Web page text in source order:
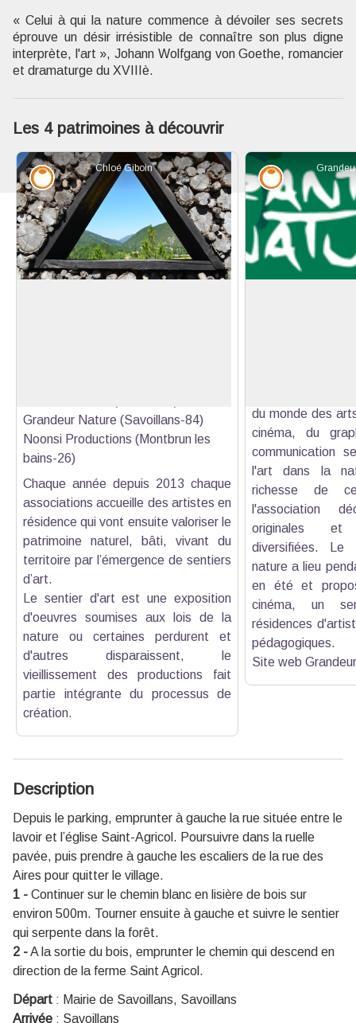
« Celui à qui la nature commence à dévoiler ses secrets
éprouve un désir irrésistible de connaître son plus digne
interprète, l'art », Johann Wolfgang von Goethe, romancier
et dramaturge du XVIIIè.
Les 4 patrimoines à découvrir
Chloé Giboin
Savoir-faire
Grandeur Nature (Savoillans-84)
Noonsi Productions (Montbrun les
bains-26)
Chaque année depuis 2013 chaque
associations accueille des artistes en
résidence qui vont ensuite valoriser le
patrimoine naturel, bâti, vivant du
territoire par l’émergence de sentiers
d’art.
Le sentier d'art est une exposition
d'oeuvres soumises aux lois de la
nature ou certaines perdurent et
d'autres disparaissent, le
vieillissement des productions fait
partie intégrante du processus de
création.
Savoir-faire
du monde des
cinéma, du
communication
l'art dans la
richesse de
l'association
originales et
diversifiées. Le
nature a lieu
en été et
cinéma, un
résidences
pédagogiques.
Site web
Description
Depuis le parking, emprunter à gauche la rue située entre le
lavoir et l’église Saint-Agricol. Poursuivre dans la ruelle
pavée, puis prendre à gauche les escaliers de la rue des
Aires pour quitter le village.
1 - Continuer sur le chemin blanc en lisière de bois sur
environ 500m. Tourner ensuite à gauche et suivre le sentier
qui serpente dans la forêt.
2 -A la sortie du bois, emprunter le chemin qui descend en
direction de la ferme Saint Agricol.
Départ : Mairie de Savoillans, Savoillans
Arrivée : Savoillans